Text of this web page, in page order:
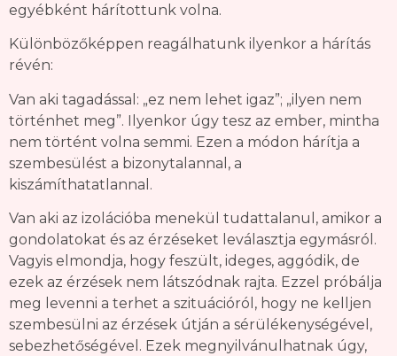
egyébként hárítottunk volna.
Különbözőképpen reagálhatunk ilyenkor a hárítás
révén:
Van aki tagadással: „ez nem lehet igaz”; „ilyen nem
történhet meg”. Ilyenkor úgy tesz az ember, mintha
nem történt volna semmi. Ezen a módon hárítja a
szembesülést a bizonytalannal, a
kiszámíthatatlannal.
Van aki az izolációba menekül tudattalanul, amikor a
gondolatokat és az érzéseket leválasztja egymásról.
Vagyis elmondja, hogy feszült, ideges, aggódik, de
ezek az érzések nem látszódnak rajta. Ezzel próbálja
meg levenni a terhet a szituációról, hogy ne kelljen
szembesülni az érzések útján a sérülékenységével,
sebezhetőségével. Ezek megnyilvánulhatnak úgy,